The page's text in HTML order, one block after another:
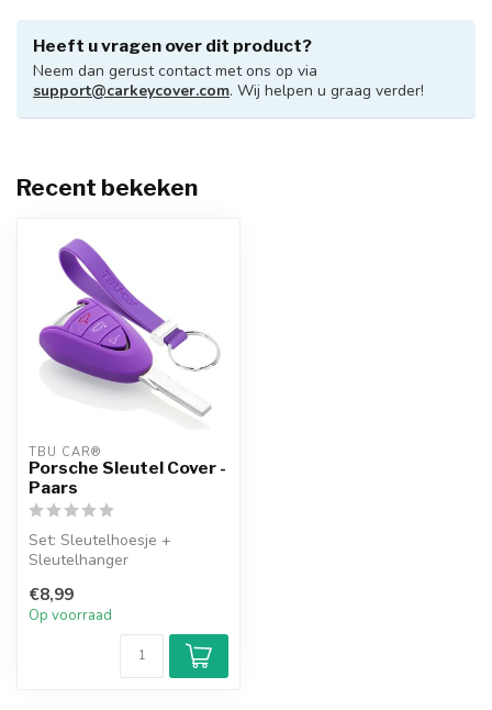
Heeft u vragen over dit product?
Neem dan gerust contact met ons op via
support@carkeycover.com. Wij helpen u graag verder!
Recent bekeken
TBU CAR®
Porsche Sleutel Cover -
Paars
Set: Sleutelhoesje +
Sleutelhanger
€8,99
Op voorraad